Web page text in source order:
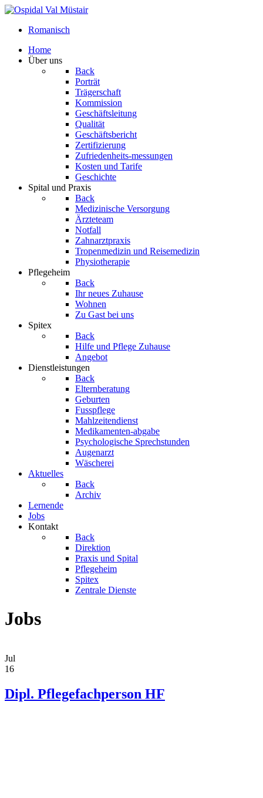
Romanisch
Home
Über uns
Back
Porträt
Trägerschaft
Kommission
Geschäftsleitung
Qualität
Geschäftsbericht
Zertifizierung
Zufriedenheits-messungen
Kosten und Tarife
Geschichte
Spital und Praxis
Back
Medizinische Versorgung
Ärzteteam
Notfall
Zahnarztpraxis
Tropenmedizin und Reisemedizin
Physiotherapie
Pflegeheim
Back
Ihr neues Zuhause
Wohnen
Zu Gast bei uns
Spitex
Back
Hilfe und Pflege Zuhause
Angebot
Dienstleistungen
Back
Elternberatung
Geburten
Fusspflege
Mahlzeitendienst
Medikamenten-abgabe
Psychologische Sprechstunden
Augenarzt
Wäscherei
Aktuelles
Back
Archiv
Lernende
Jobs
Kontakt
Back
Direktion
Praxis und Spital
Pflegeheim
Spitex
Zentrale Dienste
Jobs
Jul
16
Dipl. Pflegefachperson HF